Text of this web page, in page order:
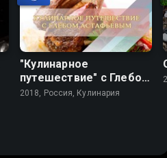
"Кулинарное
путешествие" с Глебом
Астафьевым
2018, Россия, Кулинария